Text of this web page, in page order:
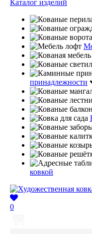
Каталог изделий
принадлежности
ковкой
0